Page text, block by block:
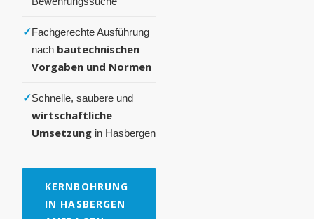
✓Fachgerechte Ausführung
nach bautechnischen
Vorgaben und Normen
✓Schnelle, saubere und
wirtschaftliche
Umsetzung in Hasbergen
KERNBOHRUNG
IN HASBERGEN